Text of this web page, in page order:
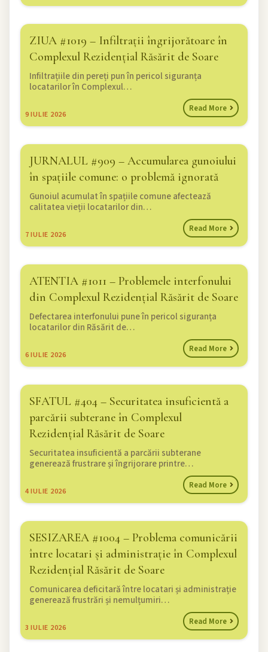
ZIUA #1019 – Infiltrații îngrijorătoare în
Complexul Rezidențial Răsărit de Soare
9 IULIE 2026
Infiltrațiile din pereți pun în pericol siguranța
locatarilor în Complexul…
Read More
JURNALUL #909 – Accumularea gunoiului
în spațiile comune: o problemă ignorată
7 IULIE 2026
Gunoiul acumulat în spațiile comune afectează
calitatea vieții locatarilor din…
Read More
ATENTIA #1011 – Problemele interfonului
din Complexul Rezidențial Răsărit de Soare
6 IULIE 2026
Defectarea interfonului pune în pericol siguranța
locatarilor din Răsărit de…
Read More
SFATUL #404 – Securitatea insuficientă a
parcării subterane în Complexul
Rezidențial Răsărit de Soare
4 IULIE 2026
Securitatea insuficientă a parcării subterane
generează frustrare și îngrijorare printre…
Read More
SESIZAREA #1004 – Problema comunicării
între locatari și administrație în Complexul
Rezidențial Răsărit de Soare
3 IULIE 2026
Comunicarea deficitară între locatari și administrație
generează frustrări și nemulțumiri…
Read More